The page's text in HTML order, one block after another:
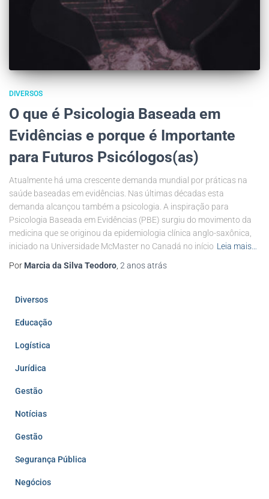
DIVERSOS
O que é Psicologia Baseada em
Evidências e porque é Importante
para Futuros Psicólogos(as)
Atualmente há uma crescente demanda mundial por práticas na
saúde baseadas em evidências. Nas últimas décadas esta
demanda alcançou também a psicologia. A inspiração para
Psicologia Baseada em Evidências (PBE) surgiu do movimento da
medicina que se originou da epidemiologia clínica anglo-saxônica,
iniciado na Universidade McMaster no Canadá no início Leia mais…
Por Marcia da Silva Teodoro, 2 anosatrás
Diversos
Educação
Logística
Jurídica
Gestão
Notícias
Gestão
Segurança Pública
Negócios